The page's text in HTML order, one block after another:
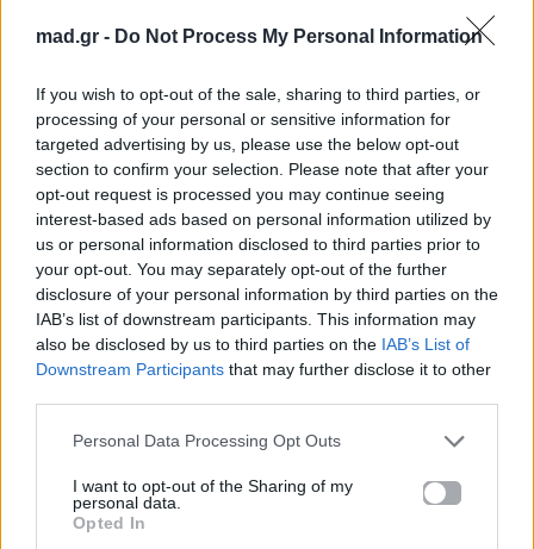
mad.gr - Do Not Process My Personal Information
If you wish to opt-out of the sale, sharing to third parties, or
processing of your personal or sensitive information for
targeted advertising by us, please use the below opt-out
section to confirm your selection. Please note that after your
opt-out request is processed you may continue seeing
interest-based ads based on personal information utilized by
us or personal information disclosed to third parties prior to
your opt-out. You may separately opt-out of the further
disclosure of your personal information by third parties on the
IAB’s list of downstream participants. This information may
also be disclosed by us to third parties on the IAB’s List of
Downstream Participants that may further disclose it to other
Personal Data Processing Opt Outs
I want to opt-out of the Sharing of my
personal data.
Opted In
Πανελλαδικές 2026:
βαθμολογιών η
Λαρισαία Ιωάννα
Παπακώστα με 19.780
μόρια
26.06.2026
Μία κάρτα για όλες τις
26.06.2026
Life
κολυμπήσεις στην
Αττική: Οι 29
ακατάλληλες παραλίες
Life
νέους επιστήμονες με